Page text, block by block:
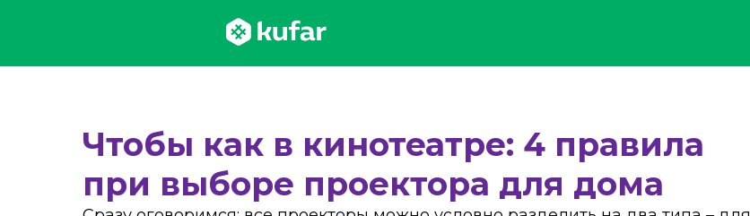
Чтобы как в кинотеатре: 4 правила
при выборе проектора для дома